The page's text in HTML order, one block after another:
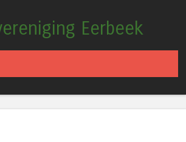
Eerbeek